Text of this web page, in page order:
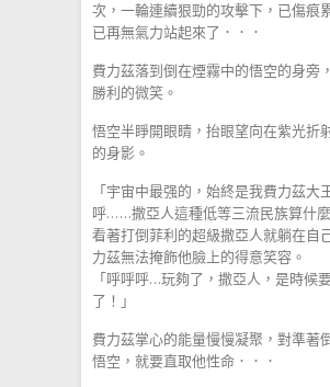
次，一輪連續狠勁的攻擊下，已傷痕
已再無氣力站起來了．．．
費力茲落到倒在煙霧中的悟空的身旁
勝利的微笑。
悟空半睜開眼睛，抬眼望向在紫光折
的身影。
「宇宙中最强的，始終是我費力茲大
呼……撒亞人這種低等三流民族算什麼
看著打倒菲利的超級撒亞人就躺在自
力茲無法掩飾他臉上的得意笑容。
「呼呼呼…玩夠了，撒亞人，是時候
了！」
費力茲掌心的能量慢慢凝聚，對準著
悟空，就要直取他性命．．．